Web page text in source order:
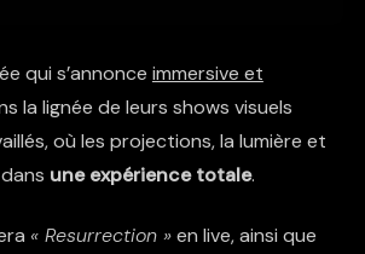
qui s’annonce immersive et
la lignée de leurs shows visuels
où les projections, la lumière et
une expérience totale.
« Resurrection »en live, ainsi que